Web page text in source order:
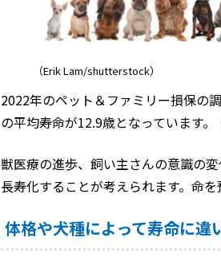
（Erik Lam/shutterstock）
2022年のペット＆ファミリー損保の
の平均寿命が12.9歳となっています。
獣医療の進歩、飼い主さんの意識の
長寿化することが考えられます。命
体格や犬種によって寿命に違